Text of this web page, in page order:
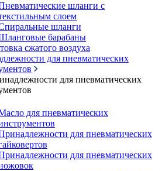
шланги с
слоем
шланги
барабаны
сжатого воздуха
для пневматических
для пневматических
для пневматических
для пневматических
для пневматических